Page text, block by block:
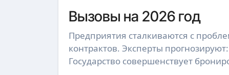
Вызовы на 2026 год
Предприятия сталкиваются с
контрактов. Эксперты
Государство совершенствует